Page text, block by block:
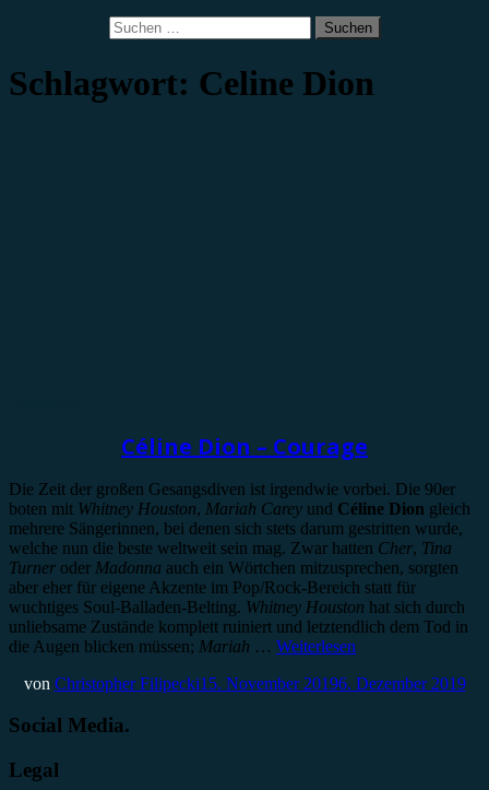
Suchen
nach:
Schlagwort: Celine Dion
Céline Dion – Courage
Die Zeit der großen Gesangsdiven ist irgendwie vorbei. Die 90er
boten mit Whitney Houston, Mariah Carey und Céline Dion gleich
mehrere Sängerinnen, bei denen sich stets darum gestritten wurde,
welche nun die beste weltweit sein mag. Zwar hatten Cher, Tina
Turner oder Madonna auch ein Wörtchen mitzusprechen, sorgten
aber eher für eigene Akzente im Pop/Rock-Bereich statt für
wuchtiges Soul-Balladen-Belting. Whitney Houston hat sich durch
unliebsame Zustände komplett ruiniert und letztendlich dem Tod in
die Augen blicken müssen; Mariah … Weiterlesen
von Christopher Filipecki15. November 20196. Dezember 2019
Social Media.
Legal